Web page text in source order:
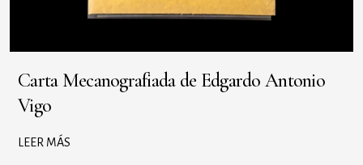
Carta Mecanografiada de Edgardo Antonio
Vigo
LEER MÁS